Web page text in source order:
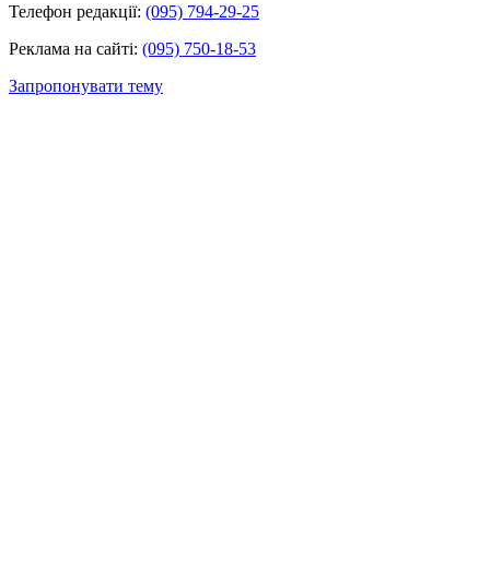
Телефон редакції: (095) 794-29-25
Реклама на сайті: (095) 750-18-53
Запропонувати тему